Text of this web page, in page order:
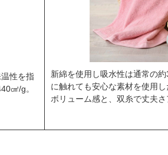
性を指
㎤/g。
新綿を使用し吸水性は通常の
に触れても安心な素材を使用し
ボリューム感と、双糸で丈夫さ